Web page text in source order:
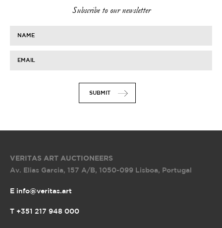
Subscribe to our newsletter
NAME
EMAIL
SUBMIT
VERITAS ART AUCTIONEERS
Av. Elias Garcia, 157 A/B, 1050-099 Lisboa, Portugal
E info@veritas.art
T +351 217 948 000